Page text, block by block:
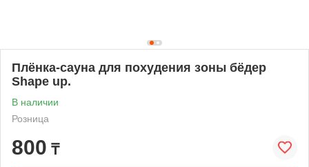
Плёнка-сауна для похудения зоны бёдер
Shape up.
В наличии
Розница
800 ₸